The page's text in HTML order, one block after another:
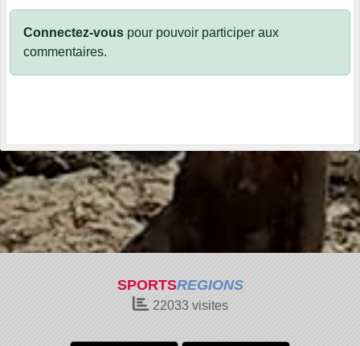
Connectez-vous pour pouvoir participer aux
commentaires.
SPORTSREGIONS
22033visites